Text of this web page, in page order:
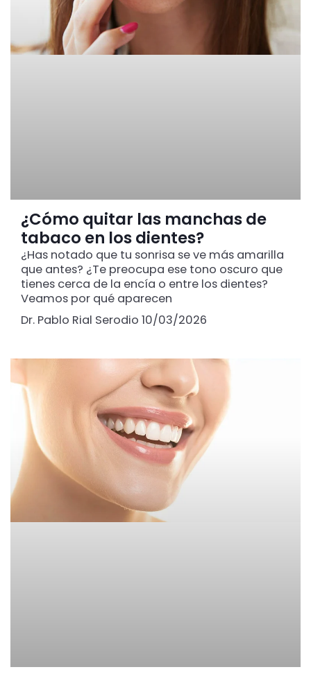
¿Cómo quitar las manchas de
tabaco en los dientes?
¿Has notado que tu sonrisa se ve más amarilla
que antes? ¿Te preocupa ese tono oscuro que
tienes cerca de la encía o entre los dientes?
Veamos por qué aparecen
Dr. Pablo Rial Serodio 10/03/2026